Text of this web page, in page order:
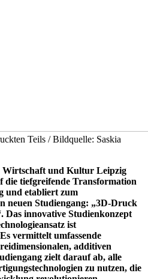
Teils / Bildquelle: Saskia
Wirtschaft und Kultur Leipzig
tiefgreifende Transformation
und etabliert zum
neuen Studiengang: „3D-Druck
Das innovative Studienkonzept
ist
vermittelt umfassende
additiven
zielt darauf ab, alle
zu nutzen, die